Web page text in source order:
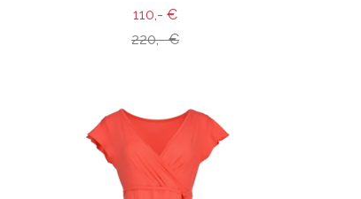
110,- €
220,- €